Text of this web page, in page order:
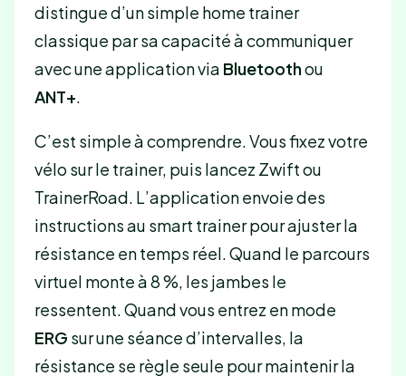
distingue d’un simple home trainer
classique par sa capacité à communiquer
avec une application via Bluetoothou
ANT+
C’est simple à comprendre. Vous fixez votre
vélo sur le trainer, puis lancez Zwift ou
TrainerRoad. L’application envoie des
instructions au smart trainer pour ajuster la
résistance en temps réel. Quand le parcours
virtuel monte à 8 %, les jambes le
ressentent. Quand vous entrez en mode
ERG sur une séance d’intervalles, la
résistance se règle seule pour maintenir la